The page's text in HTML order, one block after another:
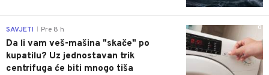
0
SAVJETI Pre 8 h
Da li vam veš-mašina "skače" po
kupatilu? Uz jednostavan trik
centrifuga će biti mnogo tiša